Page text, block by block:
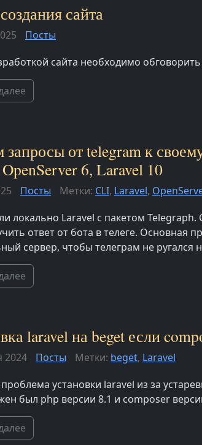
сайта
Посты
сайта необходимо
запросы от telegram к
6, Laravel 10
Посты Метки: CLI, Laravel,
локально Laravel с пакетом
ответ от бота в телеге. Основная
сервер, чтобы телеграм не ругался
laravel на beget если
2024 Посты Метки: beget, Laravel
установки laravel из за
был php версии 8.1 и composer